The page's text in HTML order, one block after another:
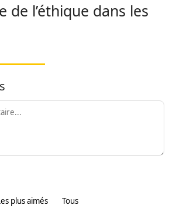
de l’éthique dans les
plus aimés Tous